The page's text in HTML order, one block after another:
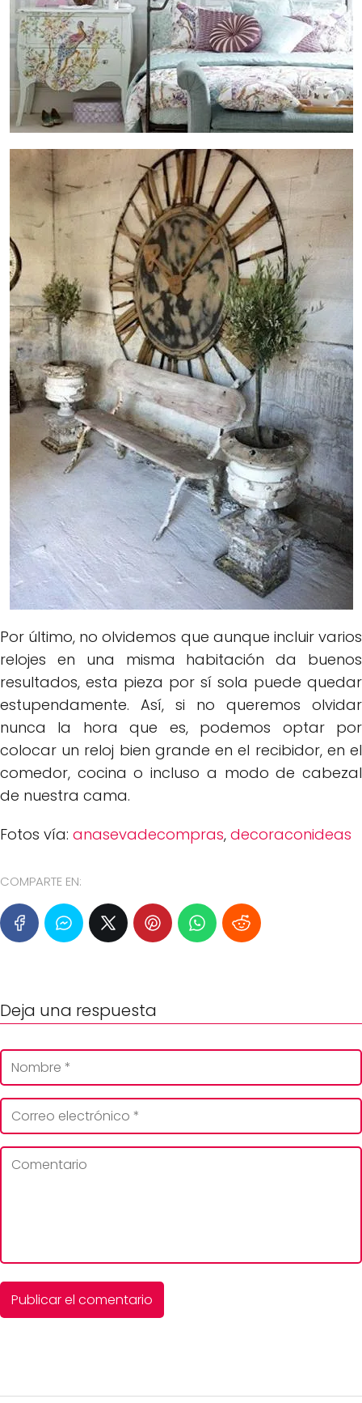
Por último, no olvidemos que aunque incluir varios
relojes en una misma habitación da buenos
resultados, esta pieza por sí sola puede quedar
estupendamente. Así, si no queremos olvidar
nunca la hora que es, podemos optar por
colocar un reloj bien grande en el recibidor, en el
comedor, cocina o incluso a modo de cabezal
de nuestra cama.
Fotos vía: anasevadecompras, decoraconideas
COMPARTE EN:
Deja una respuesta